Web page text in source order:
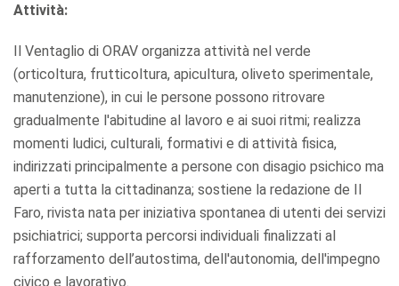
Attività:
Il Ventaglio di ORAV organizza attività nel verde
(orticoltura, frutticoltura, apicultura, oliveto sperimentale,
manutenzione), in cui le persone possono ritrovare
gradualmente l'abitudine al lavoro e ai suoi ritmi; realizza
momenti ludici, culturali, formativi e di attività fisica,
indirizzati principalmente a persone con disagio psichico ma
aperti a tutta la cittadinanza; sostiene la redazione de Il
Faro, rivista nata per iniziativa spontanea di utenti dei servizi
psichiatrici; supporta percorsi individuali finalizzati al
rafforzamento dell’autostima, dell'autonomia, dell'impegno
civico e lavorativo.